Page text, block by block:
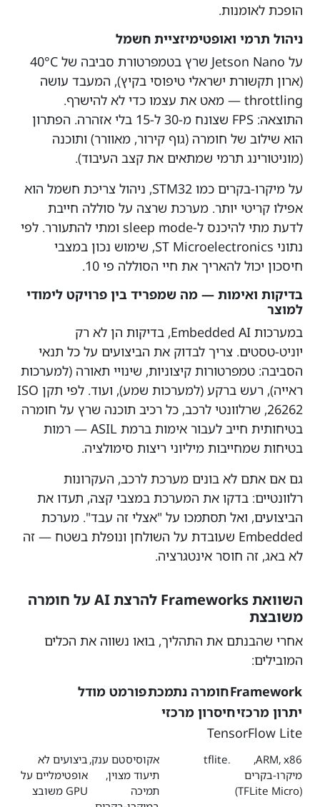
הופכת לאומנות.
ניהול תרמי ואופטימיזציית חשמל
על Jetson Nano שרץ בטמפרטורת סביבה של 40°C
(ארון תקשורת ישראלי טיפוסי בקיץ), המעבד עושה
throttling — מאט את עצמו כדי לא להישרף.
התוצאה: FPS שצונח מ-30 ל-15 בלי אזהרה. הפתרון
הוא שילוב של חומרה (גוף קירור, מאוורר) ותוכנה
(מוניטורינג תרמי שמתאים את קצב העיבוד).
על מיקרו-בקרים כמו STM32, ניהול צריכת חשמל הוא
אפילו קריטי יותר. מערכת שרצה על סוללה חייבת
לדעת מתי להיכנס ל-sleep mode ומתי להתעורר. לפי
נתוני ST Microelectronics, שימוש נכון במצבי
חיסכון יכול להאריך את חיי הסוללה פי 10.
בדיקות ואימות — מה שמפריד בין פרויקט לימודי
למוצר
במערכות Embedded AI, בדיקות הן לא רק
יוניט-טסטים. צריך לבדוק את הביצועים על כל תנאי
הסביבה: טמפרטורות קיצוניות, שינויי תאורה (למערכות
ראייה), רעש ברקע (למערכות שמע), ועוד. לפי תקן ISO
26262, שרלוונטי לרכב, כל רכיב תוכנה שרץ על חומרה
בטיחותית חייב לעבור אימות ברמת ASIL — רמות
בטיחות שמחייבות מיליוני ריצות סימולציה.
גם אם אתם לא בונים מערכת לרכב, העקרונות
רלוונטיים: בדקו את המערכת במצבי קצה, תעדו את
הביצועים, ואל תסתמכו על "אצלי זה עבד". מערכת
Embedded שעובדת על השולחן ונופלת בשטח — זה
לא באג, זה חוסר אינטגרציה.
השוואת Frameworks להרצת AI על חומרה
משובצת
אחרי שהבנתם את התהליך, בואו נשווה את הכלים
המובילים:
Frameworkחומרה נתמכתפורמט מודל
יתרון מרכזיחיסרון מרכזי
TensorFlow Lite
ARM, x86,
מיקרו-בקרים
(TFLite Micro)
.tflite
אקוסיסטם ענק,
תיעוד מצוין,
תמיכה
ביצועים לא
אופטימליים על
GPU משובצ